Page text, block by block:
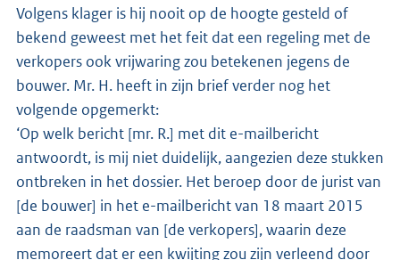
Volgens klager is hij nooit op de hoogte gesteld of
bekend geweest met het feit dat een regeling met de
verkopers ook vrijwaring zou betekenen jegens de
bouwer. Mr. H. heeft in zijn brief verder nog het
volgende opgemerkt:
‘Op welk bericht [mr. R.] met dit e-mailbericht
antwoordt, is mij niet duidelijk, aangezien deze stukken
ontbreken in het dossier. Het beroep door de jurist van
[de bouwer] in het e-mailbericht van 18 maart 2015
aan de raadsman van [de verkopers], waarin deze
memoreert dat er een kwijting zou zijn verleend door